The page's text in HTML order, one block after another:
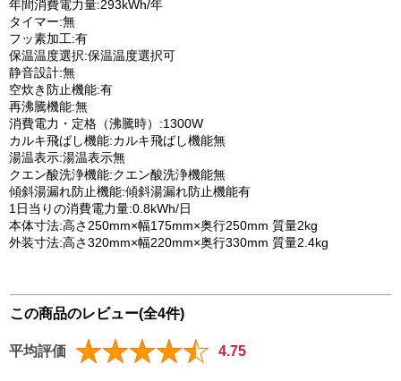
年間消費電力量:293kWh/年
タイマー:無
フッ素加工:有
保温温度選択:保温温度選択可
静音設計:無
空炊き防止機能:有
再沸騰機能:無
消費電力・定格（沸騰時）:1300W
カルキ飛ばし機能:カルキ飛ばし機能無
湯温表示:湯温表示無
クエン酸洗浄機能:クエン酸洗浄機能無
傾斜湯漏れ防止機能:傾斜湯漏れ防止機能有
1日当りの消費電力量:0.8kWh/日
本体寸法:高さ250mm×幅175mm×奥行250mm 質量2kg
外装寸法:高さ320mm×幅220mm×奥行330mm 質量2.4kg
この商品のレビュー(全4件)
平均評価 4.75